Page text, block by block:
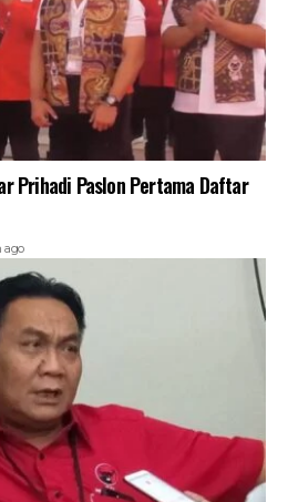
Prihadi Paslon Pertama Daftar
ago